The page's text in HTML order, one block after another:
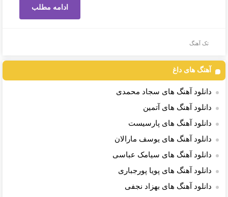
ادامه مطلب
تک آهنگ
آهنگ های داغ
دانلود آهنگ های سجاد محمدی
دانلود آهنگ های آتمین
دانلود آهنگ های پارسیست
دانلود آهنگ های یوسف مارالان
دانلود آهنگ های سیامک عباسی
دانلود آهنگ های پویا پورجباری
دانلود آهنگ های بهزاد نجفی